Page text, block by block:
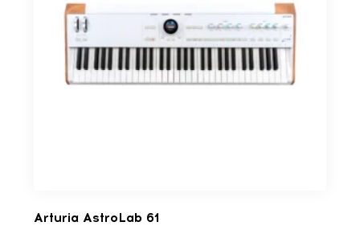
Arturia AstroLab 61